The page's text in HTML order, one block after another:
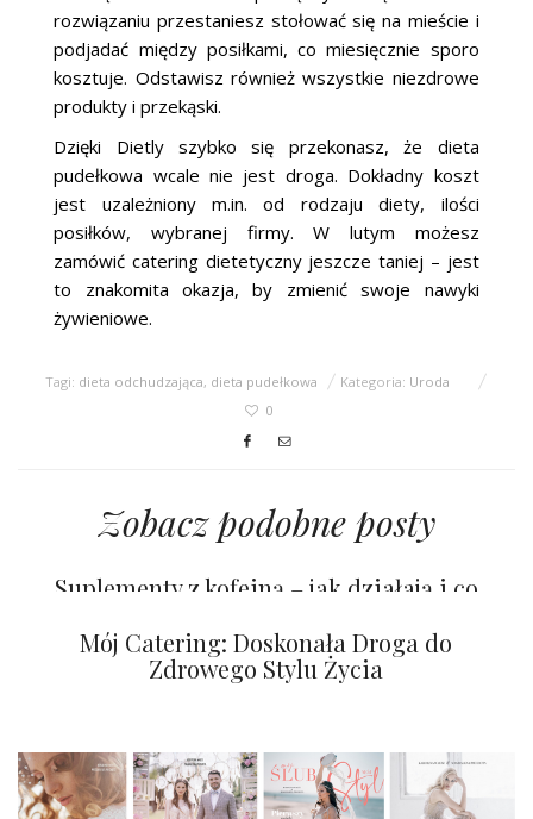
rozwiązaniu przestaniesz stołować się na mieście i
podjadać między posiłkami, co miesięcznie sporo
kosztuje. Odstawisz również wszystkie niezdrowe
produkty i przekąski.
Dzięki Dietly szybko się przekonasz, że dieta
pudełkowa wcale nie jest droga. Dokładny koszt
jest uzależniony m.in. od rodzaju diety, ilości
posiłków, wybranej firmy. W lutym możesz
zamówić catering dietetyczny jeszcze taniej – jest
to znakomita okazja, by zmienić swoje nawyki
żywieniowe.
Tagi: dieta odchudzająca, dieta pudełkowa Kategoria: Uroda
0
Zobacz podobne posty
Suplementy z kofeiną – jak działają i co
Romantyczne Walentynki z Netflix
Mój Catering: Doskonała Droga do
Zdrowego Stylu Życia